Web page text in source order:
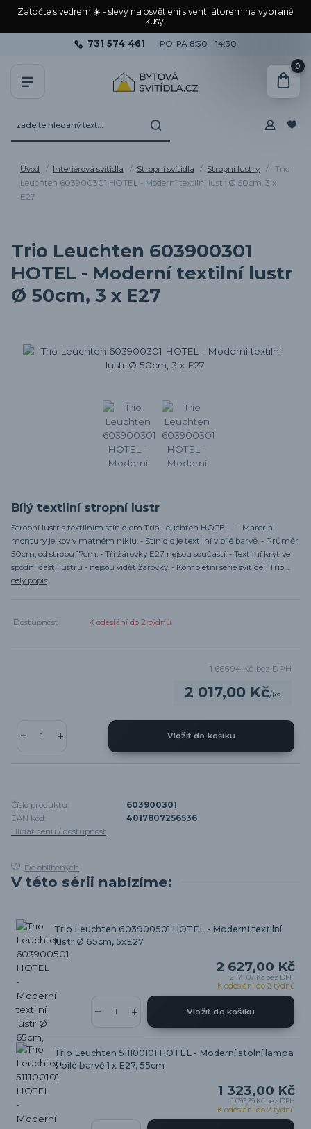
Zatočte s vedrem ☀️ - slevy na osvětlení s ventilátorem na vybrané
kusy!
731 574 461 PO-PÁ 8:30 - 14:30
0
Úvod Interiérová svítidla Stropní svítidla Stropní lustry
Trio
Leuchten 603900301 HOTEL - Moderní textilní lustr Ø 50cm, 3 x
E27
Trio Leuchten 603900301
HOTEL - Moderní textilní lustr
Ø 50cm, 3 x E27
Bílý textilní stropní lustr
Stropní lustr s textilním stínidlem Trio Leuchten HOTEL. - Materiál
montury je kov v matném niklu. - Stínidlo je textilní v bílé barvě. - Průměr
50cm, od stropu 17cm. - Tři žárovky E27 nejsou součástí. - Textilní kryt ve
spodní části lustru - nejsou vidět žárovky. - Kompletní série svítidel Trio ...
celý popis
Dostupnost K odeslání do 2 týdnů
2 017,00 Kč/ks
1 666,94 Kč bez DPH
Vložit do košíku
Číslo produktu:
603900301
EAN kód:
4017807256536
Hlídat cenu / dostupnost
Do oblíbených
V této sérii nabízíme:
Trio Leuchten 603900501 HOTEL - Moderní textilní
lustr Ø 65cm, 5xE27
2 627,00 Kč
2 171,07 Kč bez DPH
K odeslání do 2 týdnů
Vložit do košíku
Trio Leuchten 511100101 HOTEL - Moderní stolní lampa
v bílé barvě 1 x E27, 55cm
1 323,00 Kč
1 093,39 Kč bez DPH
K odeslání do 2 týdnů